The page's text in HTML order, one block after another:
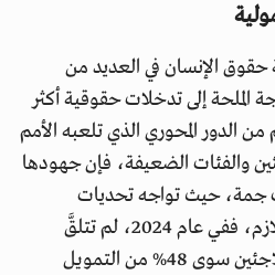
الإنسان في العديد من
الملحة إلى تدخلات حقوقية أكثر
الدور المحوري الذي تلعبه الأمم
والفئات الضعيفة، فإن جهودها
جمة، حيث تواجه تحديات
مستمرة في تأمين التمويل اللازم، ففي عام 2024، لم تتلقَّ
المفوضية السامية لشؤون اللاجئين سوى 48% من التمويل